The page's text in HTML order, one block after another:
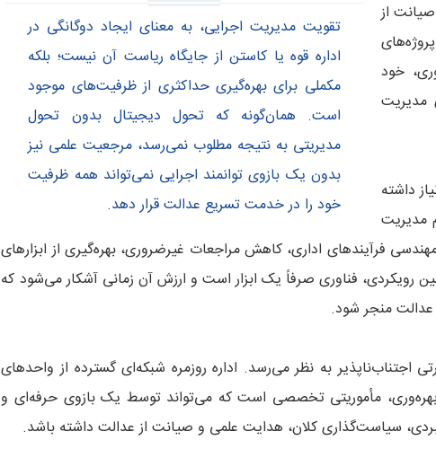
تقویت مدیریت اجرایی، به معنای ایجاد دوگانگی در
اداره قوه یا کاستن از جایگاه ریاست آن نیست؛ بلکه
مکملی برای بهره‌گیری حداکثری از ظرفیت‌های موجود
است. همان‌گونه که تحول دیجیتال بدون تحول
مدیریتی به نتیجه مطلوب نمی‌رسد، مرجعیت علمی نیز
بدون یک بازوی توانمند اجرایی نمی‌تواند همه ظرفیت
خود را در خدمت تسریع عدالت قرار دهد.
از
خود
مدیریت
داشته
مدیریت
فرآیندهای اداری، کاهش مراجعات غیرضروری، بهره‌گیری از ابزارهای
رویکردی، فناوری صرفاً یک ابزار است و ارزش آن زمانی آشکار می‌شود که
عدالت منجر شود.
اجتناب‌ناپذیر به نظر می‌رسد. اداره روزمره شبکه‌ای گسترده از واحدهای
مأموریتی تخصصی است که می‌تواند توسط یک بازوی حرفه‌ای و
سیاست‌گذاری کلان، هدایت علمی و صیانت از عدالت داشته باشد.